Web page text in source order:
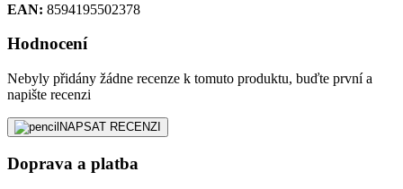
EAN: 8594195502378
Hodnocení
Nebyly přidány žádne recenze k tomuto produktu, buďte první a
napište recenzi
NAPSAT RECENZI
Doprava a platba